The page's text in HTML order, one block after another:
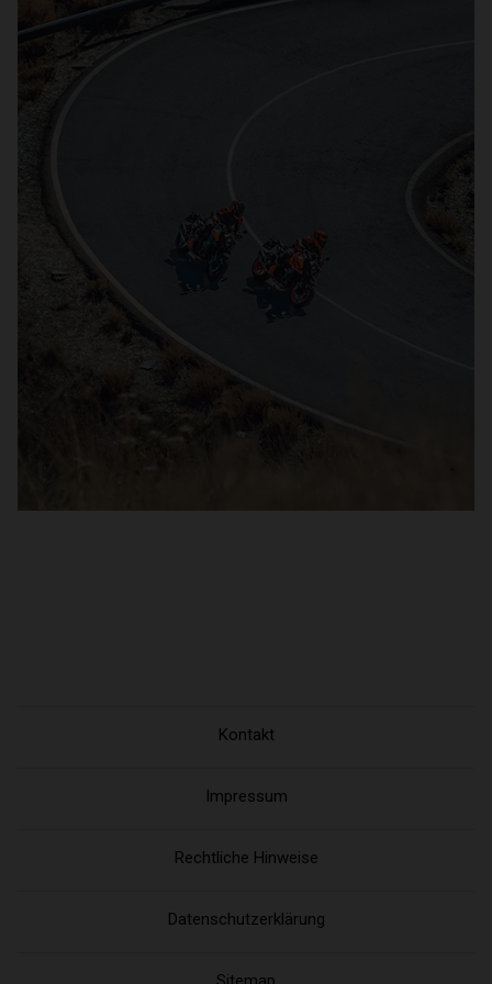
Kontakt
Impressum
Rechtliche Hinweise
Datenschutzerklärung